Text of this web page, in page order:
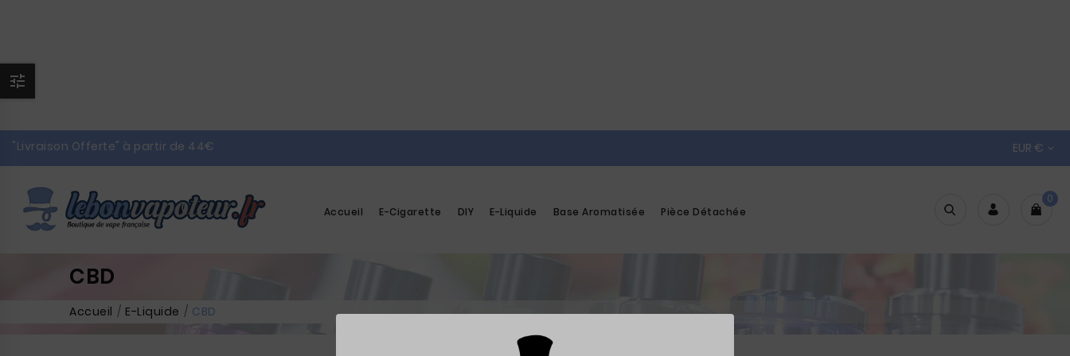

"Livraison Offerte" à partir de 44€ EUR € 
Accueil E-Cigarette DIY E-Liquide Base Aromatisée Pièce Détachée
0
CBD
Accueil E-Liquide CBD